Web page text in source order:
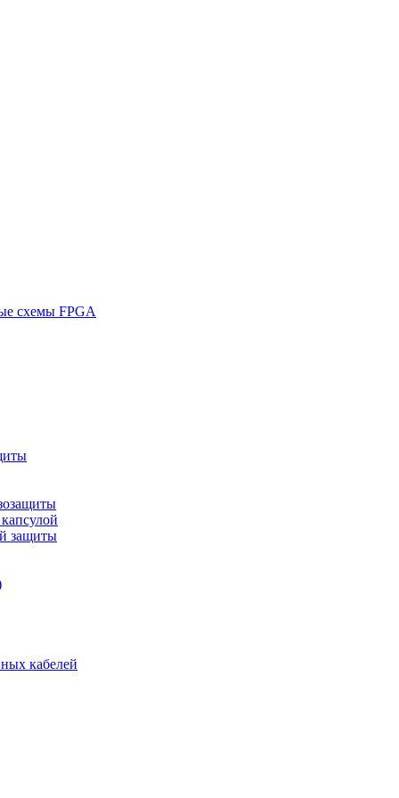
схемы FPGA
защиты
кабелей